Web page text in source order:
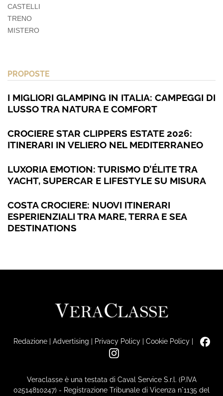
CASTELLI
TRENO
MISTERO
PROPOSTE
I MIGLIORI GLAMPING IN ITALIA: CAMPEGGI DI
LUSSO TRA NATURA E COMFORT
CROCIERE STAR CLIPPERS ESTATE 2026:
ITINERARI IN VELIERO NEL MEDITERRANEO
LUXORIA EMOTION: TURISMO D’ÉLITE TRA
YACHT, SUPERCAR E LIFESTYLE SU MISURA
COSTA CROCIERE: NUOVI ITINERARI
ESPERIENZIALI TRA MARE, TERRA E SEA
DESTINATIONS
Redazione| Advertising | Privacy Policy| Cookie Policy|
Veraclasse è una testata di Caval Service S.r.l. (P.IVA
02514810247) - Registrazione Tribunale di Vicenza n°1135 del